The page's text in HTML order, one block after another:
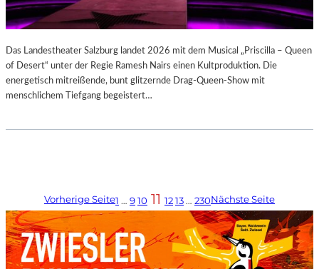
Das Landestheater Salzburg landet 2026 mit dem Musical „Priscilla – Queen
of Desert“ unter der Regie Ramesh Nairs einen Kultproduktion. Die
energetisch mitreißende, bunt glitzernde Drag-Queen-Show mit
menschlichem Tiefgang begeistert…
Vorherige Seite1 … 910 11 1213 … 230Nächste Seite